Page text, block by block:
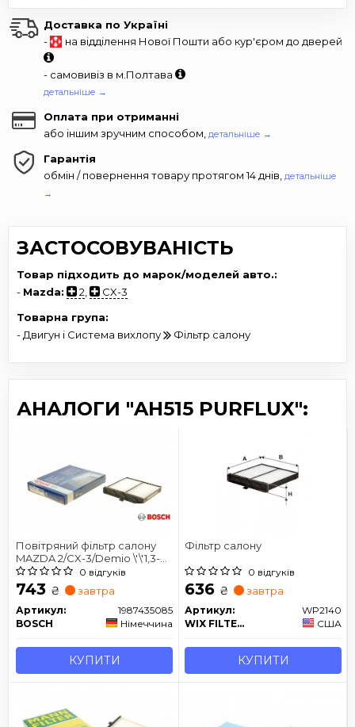
Доставка по Україні
-
на відділення Нової Пошти або кур'єром до дверей
- самовивіз в м.Полтава
детальніше →
Оплата при отриманні
або іншим зручним способом, детальніше →
Гарантія
обмін / повернення товару протягом 14 днів, детальніше
→
ЗАСТОСОВУВАНІСТЬ
Товар підходить до марок/моделей авто.:
- Mazda: 2
CX-3
Товарна група:
- Двигун і Система вихлопу
Фільтр салону
АНАЛОГИ "AH515 PURFLUX":
Повітряний фільтр салону
MAZDA 2/CX-3/Demio \'\'1,3-
2,0 \'\'14>>
0 відгуків
743 ₴ завтра
Артикул:
1987435085
BOSCH
Німеччина
КУПИТИ
Фільтр салону
0 відгуків
636 ₴ завтра
Артикул:
WP2140
WIX FILTERS
США
КУПИТИ